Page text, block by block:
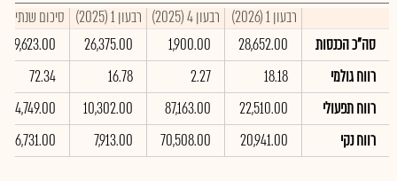
רבעון 1 (2026) רבעון 4 (2025) רבעון 1 (2025)
סיכום שנתי 2025
סה"כ הכנסות
28,652.00
1,900.00
26,375.00
109,623.00
רווח גולמי
18.18
2.27
16.78
72.34
רווח תפעולי
22,510.00
87,163.00
10,302.00
144,749.00
רווח נקי
20,941.00
70,508.00
7,913.00
106,731.00